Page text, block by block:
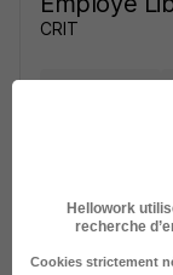
CRIT
Louvroil - 59
Cette offre
Hellowork
recherche
Cookies strictement